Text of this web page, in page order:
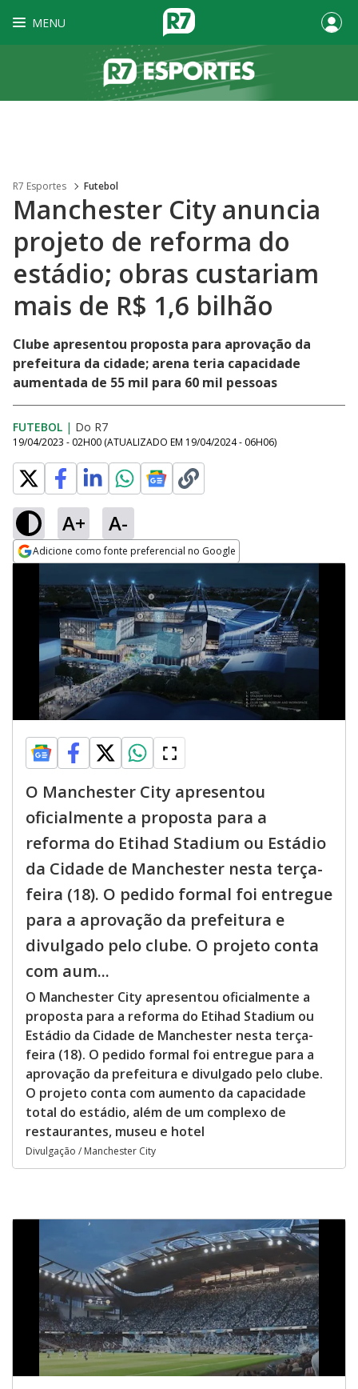
MENU
R7 Esportes Futebol
Manchester City anuncia
projeto de reforma do
estádio; obras custariam
mais de R$ 1,6 bilhão
Clube apresentou proposta para aprovação da
prefeitura da cidade; arena teria capacidade
aumentada de 55 mil para 60 mil pessoas
FUTEBOL | Do R7
19/04/2023 - 02H00 (ATUALIZADO EM 19/04/2024 - 06H06)
A+ A-
Adicione como fonte preferencial no Google
Opens in new window
O Manchester City apresentou
oficialmente a proposta para a
reforma do Etihad Stadium ou Estádio
da Cidade de Manchester nesta terça-
feira (18). O pedido formal foi entregue
para a aprovação da prefeitura e
divulgado pelo clube. O projeto conta
com aum...
O Manchester City apresentou oficialmente a
proposta para a reforma do Etihad Stadium ou
Estádio da Cidade de Manchester nesta terça-
feira (18). O pedido formal foi entregue para a
aprovação da prefeitura e divulgado pelo clube.
O projeto conta com aumento da capacidade
total do estádio, além de um complexo de
restaurantes, museu e hotel
Divulgação / Manchester City